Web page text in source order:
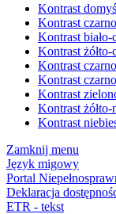
Kontrast
Kontrast
Kontrast biało-
Kontrast żółto-
Kontrast
Kontrast
Kontrast
Kontrast żółto-
Kontrast
Zamknij menu
Język migowy
Portal
Deklaracja
ETR - tekst